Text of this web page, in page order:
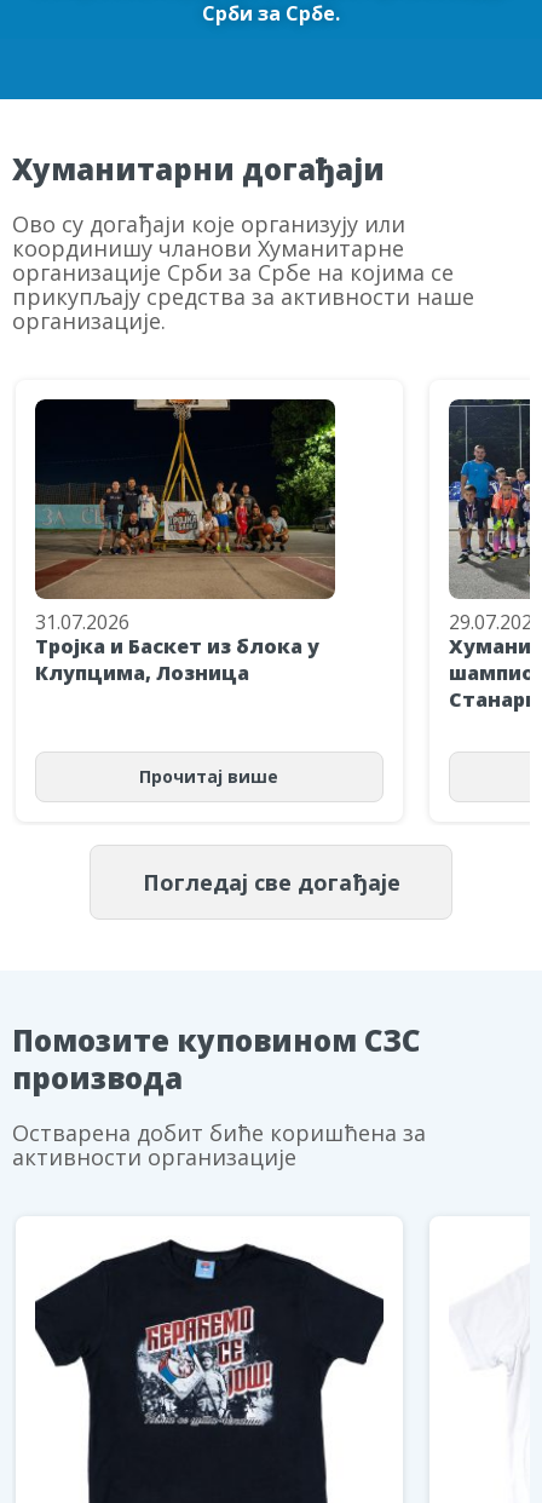
Срби за Србе.
Хуманитарни догађаји
Ово су догађаји које организују или
координишу чланови Хуманитарне
организације Срби за Србе на којима се
прикупљају средства за активности наше
организације.
31.07.2026
Тројка и Баскет из блока у
Клупцима, Лозница
Прочитај више
29.07.2026
Погледај све догађаје
Помозите куповином СЗС
производа
Остварена добит биће коришћена за
активности организације